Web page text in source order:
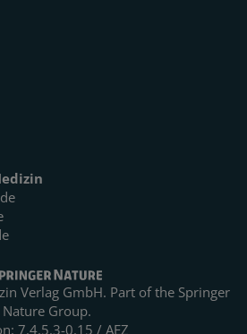
Verlag GmbH. Part of the Springer
Nature Group.
7.4.5.3-0.15 / AEZ